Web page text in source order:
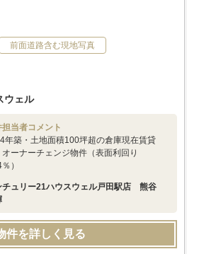
前面道路含む現地写真
ウェル
担当者コメント
年築・土地面積100坪超の倉庫現在賃貸
オーナーチェンジ物件（表面利回り
）
チュリー21ハウスウェル戸田駅店 熊谷
件を詳しく見る